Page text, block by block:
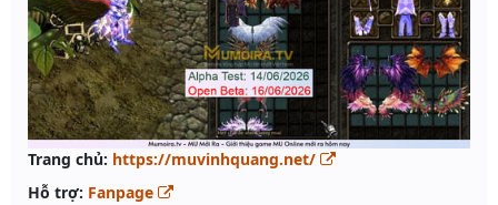
Trang chủ: https://muvinhquang.net/
Hỗ trợ: Fanpage